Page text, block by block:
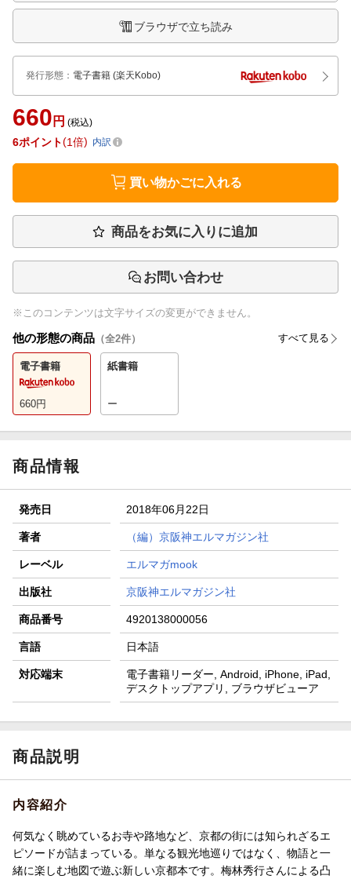
ブラウザで立ち読み
発行形態 ： 電子書籍 (楽天Kobo)
660 円 (税込)
6ポイント 1倍 内訳
買い物かごに入れる
商品をお気に入りに追加
お問い合わせ
※このコンテンツは文字サイズの変更ができません。
他の形態の商品 （全2件） すべて見る
電子書籍
660円
紙書籍
ー
商品情報
発売日 2018年06月22日
著者 （編）京阪神エルマガジン社
レーベル エルマガmook
出版社 京阪神エルマガジン社
商品番号 4920138000056
言語 日本語
対応端末
電子書籍リーダー, Android, iPhone, iPad,
デスクトップアプリ, ブラウザビューア
商品説明
内容紹介
何気なく眺めているお寺や路地など、京都の街には知られざるエ
ピソードが詰まっている。単なる観光地巡りではなく、物語と一
緒に楽しむ地図で遊ぶ新しい京都本です。梅林秀行さんによる凸